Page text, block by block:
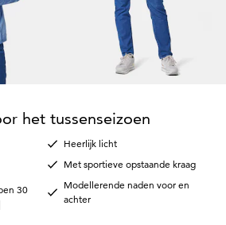
het tussenseizoen
30
Heerlijk licht
Met sportieve opstaande kraag
Modellerende naden voor en
achter